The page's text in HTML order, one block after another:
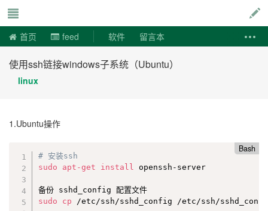
首页 feed 软件 留言本
使用ssh链接windows子系统（Ubuntu）
linux
1.Ubuntu操作
Bash
# 安装ssh
sudo
apt-get install openssh-server
sudo
cp /etc/ssh/sshd_config /etc/ssh/